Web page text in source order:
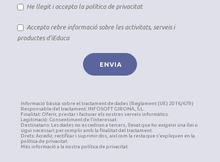
He llegit i accepto la política de privacitat
Accepto rebre informació sobre les activitats, serveis i
productes d’iEduca
Informació bàsica sobre el tractament de dades (Reglament (UE) 2016/679)
Responsable del tractament: INFOSOFT GIRONA, S.L.
Finalitat: Oferir, prestar i facturar els nostres serveis informàtics.
Legitimació: Consentiment de l’interessat.
Destinataris: Les dades no es cediran a tercers, llevat que ho exigeixi una llei o
sigui necessari per complir amb la finalitat del tractament.
Drets: Accedir, rectificar i suprimir dos, així com la resta que s’expliquen en la
política de privacitat.
Més informació a la nostra política de privacitat